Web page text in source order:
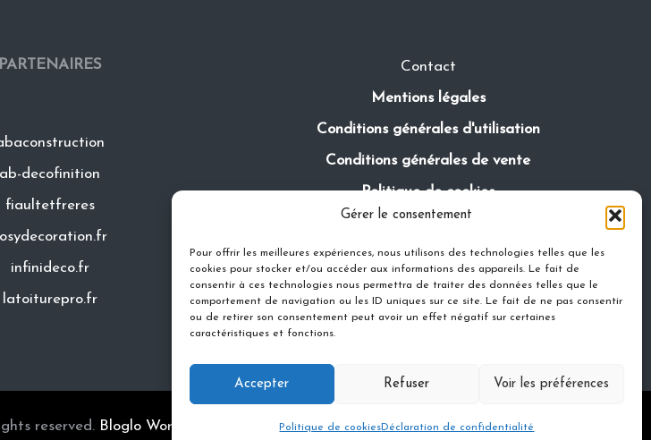
Gérer le consentement
Pour offrir les meilleures expériences, nous utilisons des technologies telles que les
cookies pour stocker et/ou accéder aux informations des appareils. Le fait de
consentir à ces technologies nous permettra de traiter des données telles que le
comportement de navigation ou les ID uniques sur ce site. Le fait de ne pas consentir
ou de retirer son consentement peut avoir un effet négatif sur certaines
caractéristiques et fonctions.
Accepter Refuser Voir les préférences
Politique de cookiesDéclaration de confidentialité
PARTENAIRES
ab-decofinition
fiaultetfreres
infinideco.fr
latoiturepro.fr
Contact
Mentions légales
Conditions générales d'utilisation
Conditions générales de vente
Politique de cookies
Politique de confidentialité
reserved. Bloglo WordPress Theme